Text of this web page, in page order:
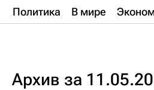
Политика В мире
Архив за